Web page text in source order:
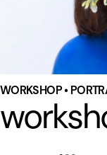
WORKSHOP •